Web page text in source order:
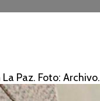
Paz. Foto: Archivo.